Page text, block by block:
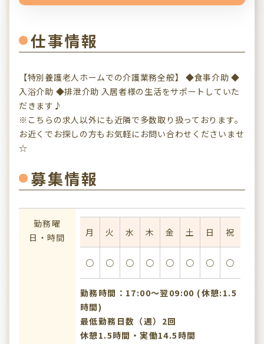
仕事情報
【特別養護老人ホームでの介護業務全般】 ◆食事介助 ◆
入浴介助 ◆排泄介助 入居者様の生活をサポートしていた
だきます♪
※こちらの求人以外にも近隣で多数取り扱っております。
お近くでお探しの方もお気軽にお問い合わせくださいませ
☆
募集情報
勤務曜
日・時間
月 火 水 木 金 土 日 祝
○ ○ ○ ○ ○ ○ ○ ○
勤務時間：17:00〜翌09:00 (休憩:1.5
時間)
最低勤務日数（週）2回
休憩1.5時間・実働14.5時間